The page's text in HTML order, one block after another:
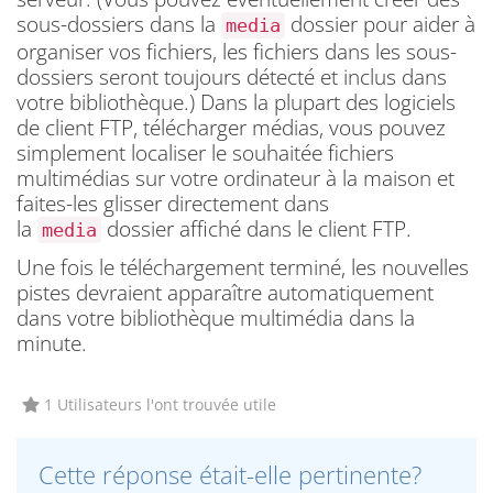
sous-dossiers dans la media dossier pour aider à
organiser vos fichiers, les fichiers dans les sous-
dossiers seront toujours détecté et inclus dans
votre bibliothèque.) Dans la plupart des logiciels
de client FTP, télécharger médias, vous pouvez
simplement localiser le souhaitée fichiers
multimédias sur votre ordinateur à la maison et
faites-les glisser directement dans
la media dossier affiché dans le client FTP.
Une fois le téléchargement terminé, les nouvelles
pistes devraient apparaître automatiquement
dans votre bibliothèque multimédia dans la
minute.
1 Utilisateurs l'ont trouvée utile
Cette réponse était-elle pertinente?